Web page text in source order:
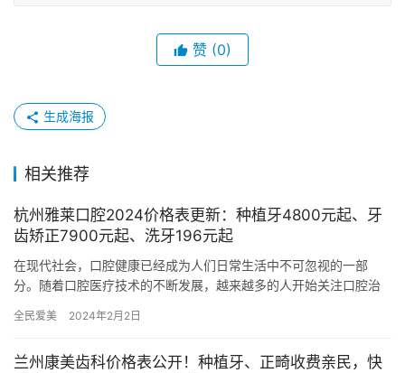
赞 (0)
生成海报
相关推荐
杭州雅莱口腔2024价格表更新：种植牙4800元起、牙
齿矫正7900元起、洗牙196元起
在现代社会，口腔健康已经成为人们日常生活中不可忽视的一部
分。随着口腔医疗技术的不断发展，越来越多的人开始关注口腔治
其靠谱的…
全民爱美 2024年2月2日
兰州康美齿科价格表公开！种植牙、正畸收费亲民，快